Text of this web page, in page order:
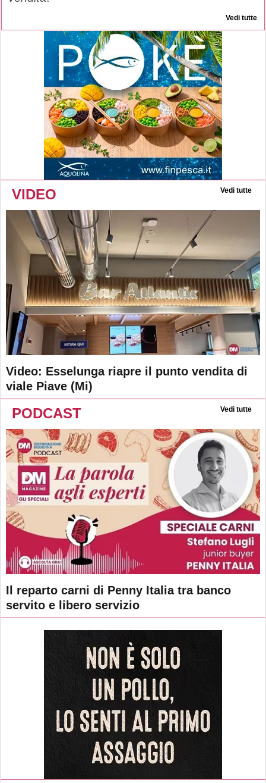
Vedi tutte
VIDEO Vedi tutte
Video: Esselunga riapre il punto vendita di
viale Piave (Mi)
PODCAST Vedi tutte
Il reparto carni di Penny Italia tra banco
servito e libero servizio